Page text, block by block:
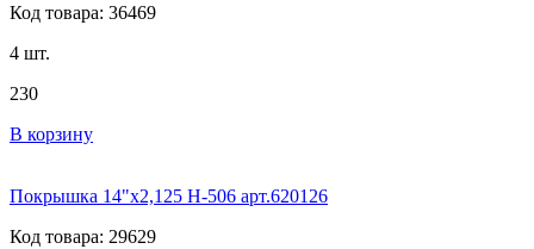
Код товара: 36469
4 шт.
230
В корзину
Покрышка 14"x2,125 H-506 арт.620126
Код товара: 29629